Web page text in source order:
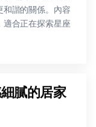
和諧的關係。內容
適合正在探索星座
膩的居家